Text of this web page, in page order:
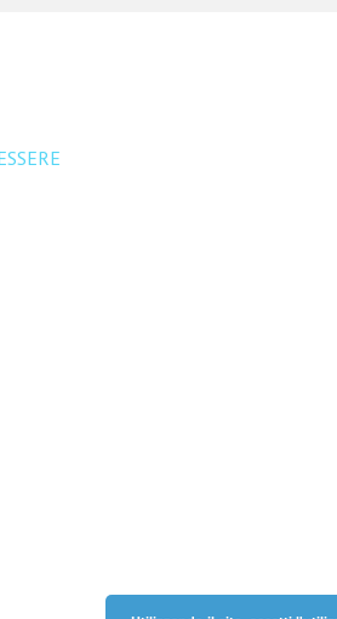
con la collaborazione di: